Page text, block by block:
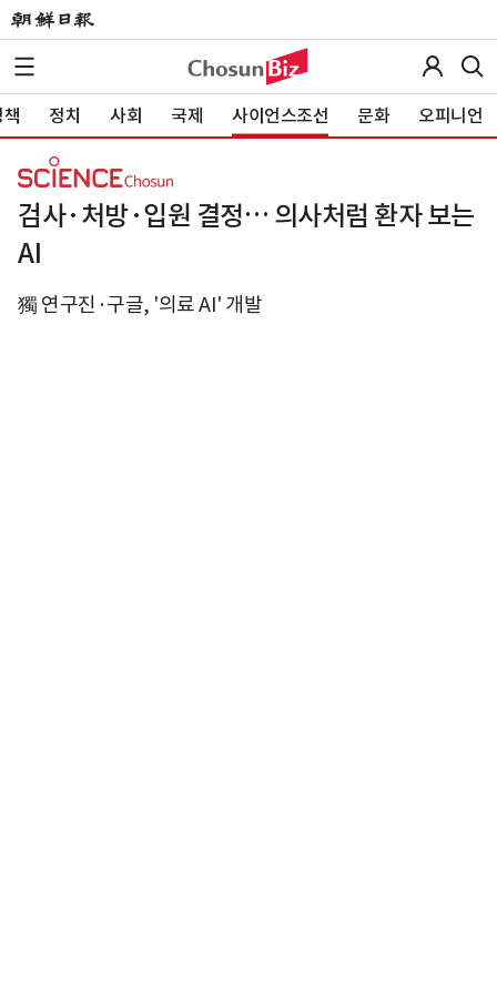
정치 사회 국제 사이언스조선 문화 오피니언
검사·처방·입원 결정… 의사처럼 환자 보는
AI
獨 연구진·구글, '의료 AI' 개발